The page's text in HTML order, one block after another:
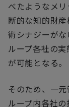
べたようなメ
断的な知的財
術シナジーが
ループ各社の
が可能となる。
そのため、一
ループ内各社